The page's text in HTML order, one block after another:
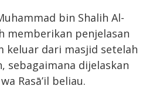
bin Shalih Al-
memberikan penjelasan
dari masjid setelah
sebagaimana dijelaskan
Rasā’il beliau.